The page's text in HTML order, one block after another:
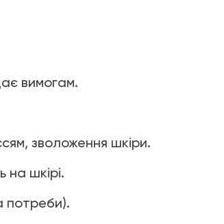
вимогам.
зволоження шкіри.
шкірі.
потреби).